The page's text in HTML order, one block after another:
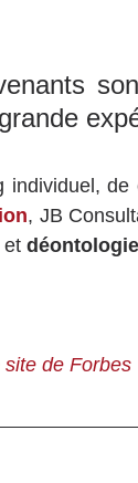
individuel,
, JB
et déontologie
de Forbes